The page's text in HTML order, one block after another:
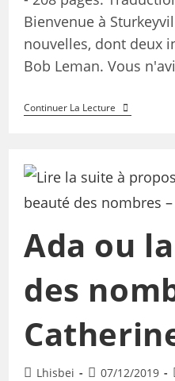
Bienvenue à
nouvelles, dont deux
Bob Leman. Vous
Continuer La Lecture
Ada ou
des
Lhisbei 07/12/2019